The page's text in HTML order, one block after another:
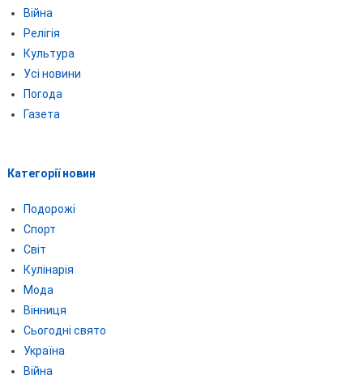
Війна
Релігія
Культура
Усі новини
Погода
Газета
Категорії новин
Подорожі
Спорт
Світ
Кулінарія
Мода
Вінниця
Сьогодні свято
Україна
Війна